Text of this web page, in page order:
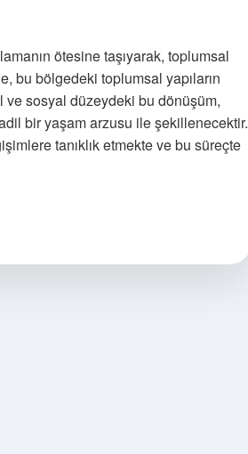
ötesine taşıyarak, toplumsal
bu bölgedeki toplumsal yapıların
sosyal düzeydeki bu dönüşüm,
bir yaşam arzusu ile şekillenecektir.
tanıklık etmekte ve bu süreçte